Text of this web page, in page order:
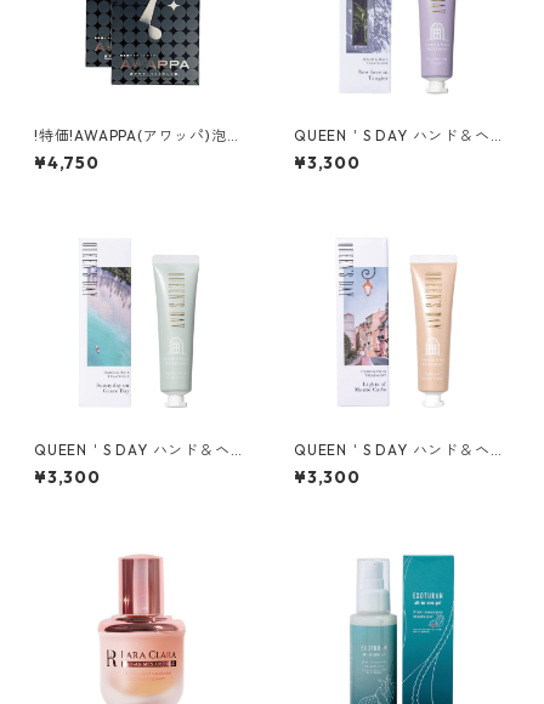
!特価!AWAPPA(アワッパ)泡洗
顔マスク(25mL/1枚)×5枚２セ
ット
¥4,750
QUEEN＇S DAY ハンド＆ヘア
トリートメント ニューラブ イ
ン タンジール
¥3,300
QUEEN＇S DAY ハンド＆ヘア
トリートメント サニーデイ オ
ン グレースベイ
¥3,300
QUEEN＇S DAY ハンド＆ヘア
トリートメント ライツ オブ モ
ンテカルロ
¥3,300